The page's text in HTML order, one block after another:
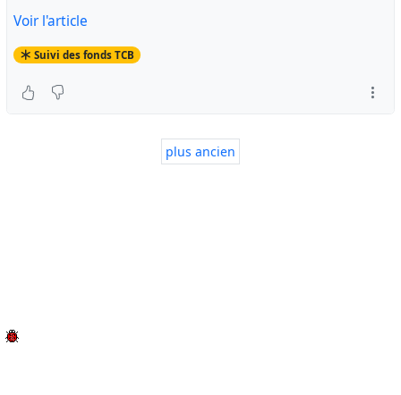
Voir l'article
Suivi des fonds TCB
plus ancien